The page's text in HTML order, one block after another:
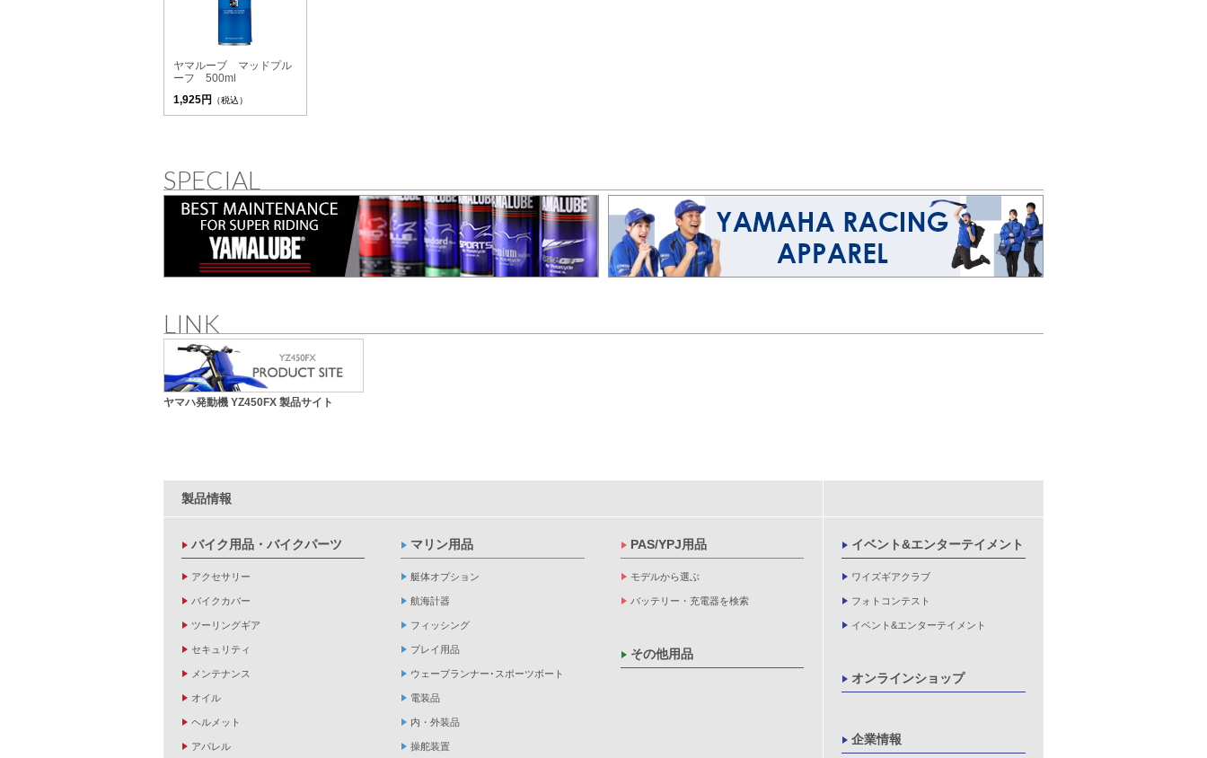
ヤマルーブ マッドプル
ーフ 500ml
1,925円
（税込）
SPECIAL
LINK
ヤマハ発動機 YZ450FX 製品サイト
製品情報
バイク用品・バイクパーツ
アクセサリー
バイクカバー
ツーリングギア
セキュリティ
メンテナンス
オイル
ヘルメット
アパレル
マリン用品
艇体オプション
航海計器
フィッシング
プレイ用品
ウェーブランナー･スポーツボート
電装品
内・外装品
操舵装置
PAS/YPJ用品
モデルから選ぶ
バッテリー・充電器を検索
その他用品
イベント&エンターテイメント
ワイズギアクラブ
フォトコンテスト
イベント&エンターテイメント
オンラインショップ
企業情報